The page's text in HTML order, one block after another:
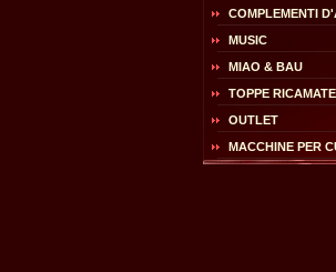
COMPLEMENTI
MUSIC
MIAO & BAU
TOPPE RICAMATE
OUTLET
MACCHINE PER